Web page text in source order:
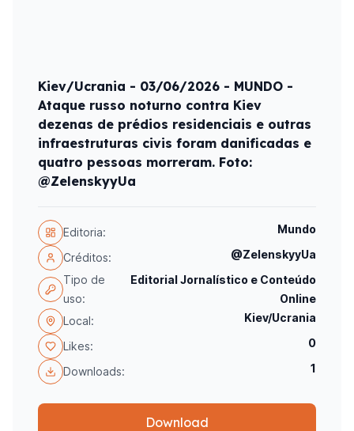
Kiev/Ucrania - 03/06/2026 - MUNDO -
Ataque russo noturno contra Kiev
dezenas de prédios residenciais e outras
infraestruturas civis foram danificadas e
quatro pessoas morreram. Foto:
@ZelenskyyUa
Editoria: Mundo
Créditos:
@ZelenskyyUa
Tipo de
uso:
Editorial Jornalístico e Conteúdo
Online
Local:
Kiev/Ucrania
Likes: 0
Downloads: 1
Download